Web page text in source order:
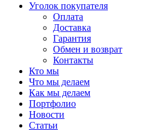
Уголок покупателя
Оплата
Доставка
Гарантия
Обмен и возврат
Контакты
Кто мы
Что мы делаем
Как мы делаем
Портфолио
Новости
Статьи